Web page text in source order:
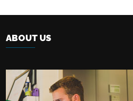
ABOUT US